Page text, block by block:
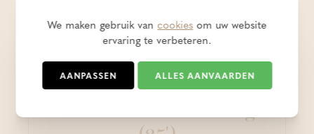
Massage
We maken gebruik vancookiesom uw website
ervaring te verbeteren.
AANPASSEN ALLES AANVAARDEN